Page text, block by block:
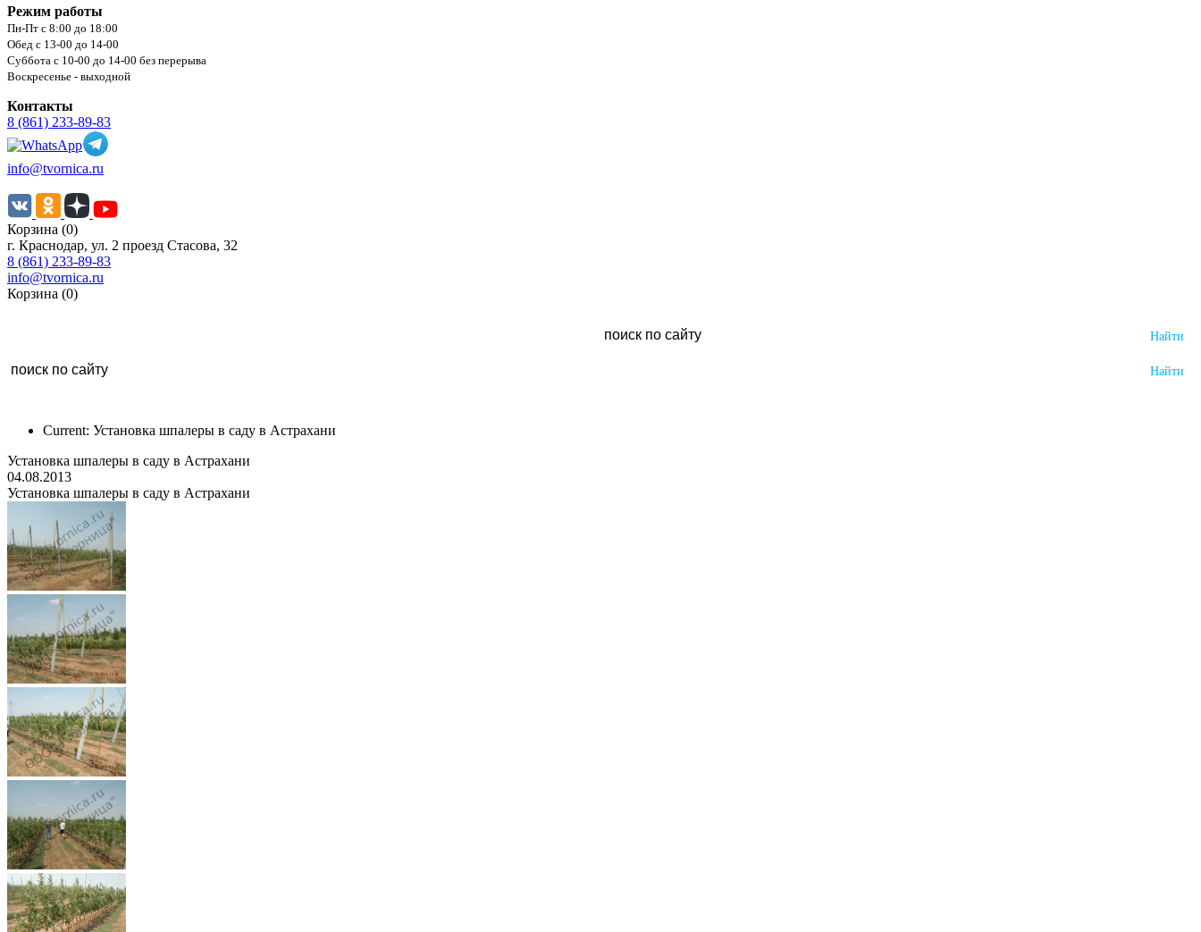
Режим работы
Пн-Пт с 8:00 до 18:00
Обед с 13-00 до 14-00
Суббота с 10-00 до 14-00 без перерыва
Воскресенье - выходной
Контакты
8 (861) 233-89-83
info@tvornica.ru
Корзина (0)
г. Краснодар, ул. 2 проезд Стасова, 32
8 (861) 233-89-83
info@tvornica.ru
Корзина (0)
Current: Установка шпалеры в саду в Астрахани
Установка шпалеры в саду в Астрахани
04.08.2013
Установка шпалеры в саду в Астрахани